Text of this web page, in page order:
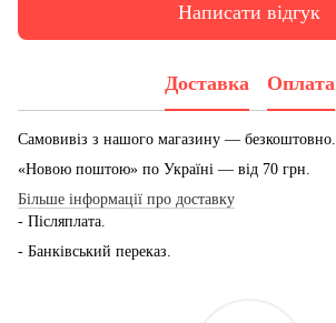
Написати відгук
Доставка Оплата
Самовивіз з нашого магазину — безкоштовно.
«Новою поштою» по Україні — від 70 грн.
Більше інформації про доставку
- Післяплата.
- Банківський переказ.